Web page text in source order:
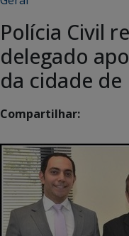
Polícia Civil
delegado
da cidade de
Compartilhar: